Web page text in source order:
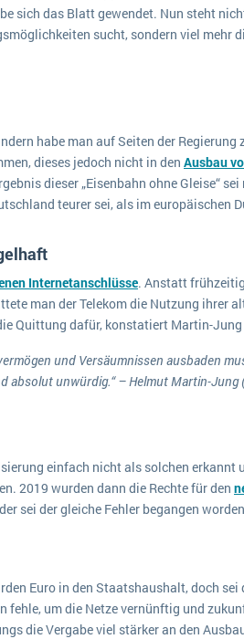
sich das Blatt gewendet. Nun steht
sucht, sondern viel mehr
habe man auf Seiten der Regierung
dieses jedoch nicht in den Ausbau
dieser „Eisenbahn ohne Gleise“ sei
teurer sei, als im europäischen
Internetanschlüsse. Anstatt
man der Telekom die Nutzung ihrer
Quittung dafür, konstatiert Martin-
und Versäumnissen ausbaden
absolut unwürdig.“ – Helmut Martin-Jung
einfach nicht als solchen erkannt
2019 wurden dann die Rechte für den
sei der gleiche Fehler begangen
Euro in den Staatshaushalt, doch sei
fehle, um die Netze vernünftig und
die Vergabe viel stärker an den